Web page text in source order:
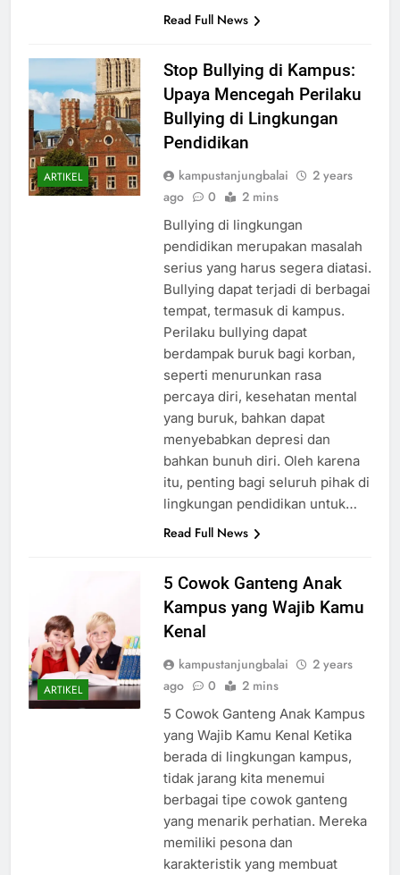
Read Full News
ARTIKEL
Stop Bullying di Kampus:
Upaya Mencegah Perilaku
Bullying di Lingkungan
Pendidikan
kampustanjungbalai
2 years
ago
0 2 mins
Bullying di lingkungan
pendidikan merupakan masalah
serius yang harus segera diatasi.
Bullying dapat terjadi di berbagai
tempat, termasuk di kampus.
Perilaku bullying dapat
berdampak buruk bagi korban,
seperti menurunkan rasa
percaya diri, kesehatan mental
yang buruk, bahkan dapat
menyebabkan depresi dan
bahkan bunuh diri. Oleh karena
itu, penting bagi seluruh pihak di
lingkungan pendidikan untuk…
Read Full News
ARTIKEL
5 Cowok Ganteng Anak
Kampus yang Wajib Kamu
Kenal
kampustanjungbalai
2 years
ago
0 2 mins
5 Cowok Ganteng Anak Kampus
yang Wajib Kamu Kenal Ketika
berada di lingkungan kampus,
tidak jarang kita menemui
berbagai tipe cowok ganteng
yang menarik perhatian. Mereka
memiliki pesona dan
karakteristik yang membuat